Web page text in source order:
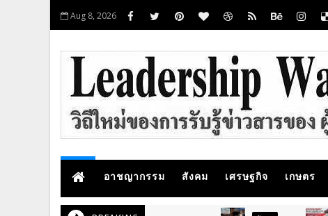
Aug 8, 2026
อาชญากรรม สังคม เศรษฐกิจ เกษตร